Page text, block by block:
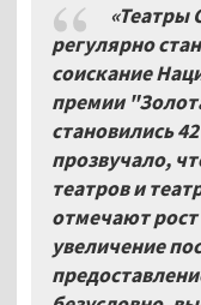
«Театры
регулярно
соискание
премии
становились
прозвучало,
театров и
отмечают рост
увеличение